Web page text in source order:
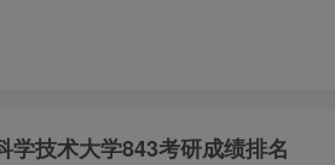
学技术大学843考研成绩排名